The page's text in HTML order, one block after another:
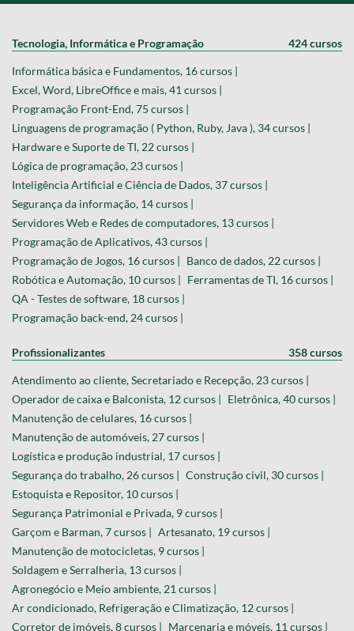
Tecnologia, Informática e Programação 424 cursos
Informática básica e Fundamentos, 16 cursos |
Excel, Word, LibreOffice e mais, 41 cursos |
Programação Front-End, 75 cursos |
Linguagens de programação ( Python, Ruby, Java ), 34 cursos |
Hardware e Suporte de TI, 22 cursos |
Lógica de programação, 23 cursos |
Inteligência Artificial e Ciência de Dados, 37 cursos |
Segurança da informação, 14 cursos |
Servidores Web e Redes de computadores, 13 cursos |
Programação de Aplicativos, 43 cursos |
Programação de Jogos, 16 cursos | Banco de dados, 22 cursos |
Robótica e Automação, 10 cursos | Ferramentas de TI, 16 cursos |
QA - Testes de software, 18 cursos |
Programação back-end, 24 cursos |
Profissionalizantes 358 cursos
Atendimento ao cliente, Secretariado e Recepção, 23 cursos |
Operador de caixa e Balconista, 12 cursos | Eletrônica, 40 cursos |
Manutenção de celulares, 16 cursos |
Manutenção de automóveis, 27 cursos |
Logística e produção industrial, 17 cursos |
Segurança do trabalho, 26 cursos | Construção civil, 30 cursos |
Estoquista e Repositor, 10 cursos |
Segurança Patrimonial e Privada, 9 cursos |
Garçom e Barman, 7 cursos | Artesanato, 19 cursos |
Manutenção de motocicletas, 9 cursos |
Soldagem e Serralheria, 13 cursos |
Agronegócio e Meio ambiente, 21 cursos |
Ar condicionado, Refrigeração e Climatização, 12 cursos |
Corretor de imóveis, 8 cursos | Marcenaria e móveis, 11 cursos |